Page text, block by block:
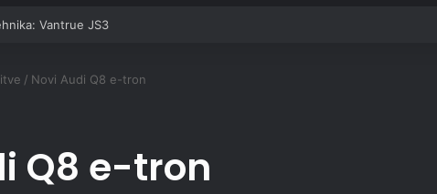
Vantrue JS3
/ Novi Audi Q8 e-tron
Q8 e-tron